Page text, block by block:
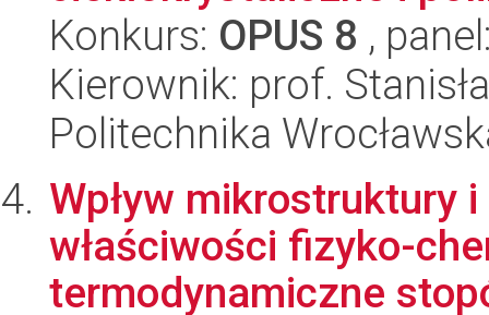
Konkurs: OPUS 8 ,
Kierownik: prof.
Politechnika
Wpływ mikrostruktury
właściwości fizyko-
termodynamiczne